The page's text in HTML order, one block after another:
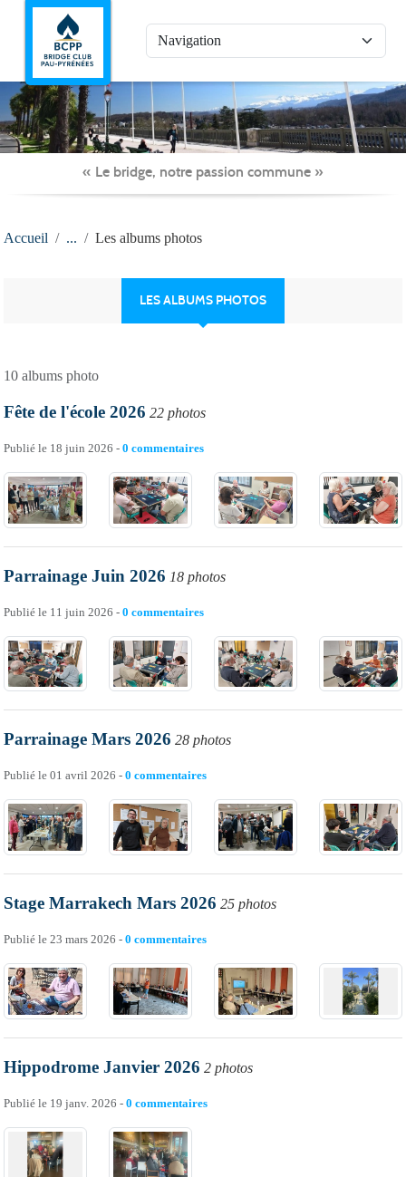
« Le bridge, notre passion commune »
Accueil Les albums photos
LES ALBUMS PHOTOS
10 albums photo
Fête de l'école 2026 22 photos
Publié le 18 juin 2026 - 0 commentaires
Parrainage Juin 2026 18 photos
Publié le 11 juin 2026 - 0 commentaires
Parrainage Mars 2026 28 photos
Publié le 01 avril 2026 - 0 commentaires
Stage Marrakech Mars 2026 25 photos
Publié le 23 mars 2026 - 0 commentaires
Hippodrome Janvier 2026 2 photos
Publié le 19 janv. 2026 - 0 commentaires
Panneau de gestion des cookies